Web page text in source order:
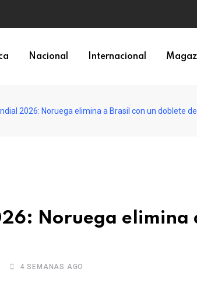
Nacional Internacional
2026: Noruega elimina a Brasil con un doblete
Noruega elimina
4 SEMANAS AGO